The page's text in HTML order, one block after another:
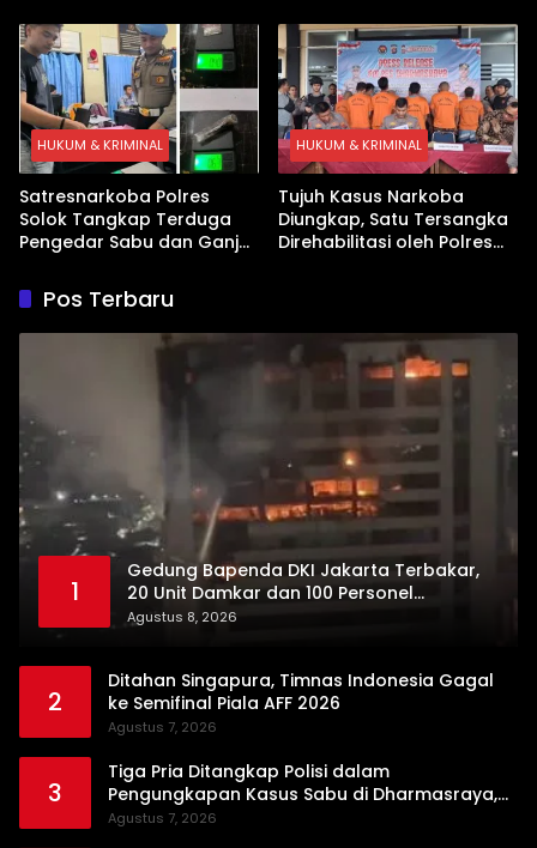
HUKUM & KRIMINAL
Satresnarkoba Polres
Solok Tangkap Terduga
Pengedar Sabu dan Ganja
HUKUM & KRIMINAL
Tujuh Kasus Narkoba
Diungkap, Satu Tersangka
Direhabilitasi oleh Polres
Pos Terbaru
1
Gedung Bapenda DKI Jakarta Terbakar,
20 Unit Damkar dan 100 Personel
Dikerahkan
Agustus 8, 2026
2
Ditahan Singapura, Timnas Indonesia Gagal
ke Semifinal Piala AFF 2026
Agustus 7, 2026
3
Tiga Pria Ditangkap Polisi dalam
Pengungkapan Kasus Sabu di Dharmasraya,
Timbangan Digital hingga Bong Disita
Agustus 7, 2026